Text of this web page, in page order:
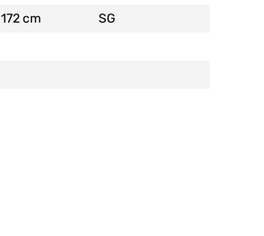
172 cm
SG